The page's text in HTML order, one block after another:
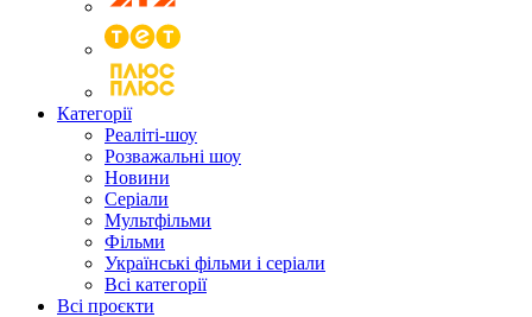
Категорії
Реаліті-шоу
Розважальні шоу
Новини
Серіали
Мультфільми
Фільми
Українські фільми і серіали
Всі категорії
Всі проєкти